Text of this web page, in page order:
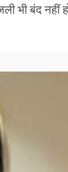
भी बंद नहीं